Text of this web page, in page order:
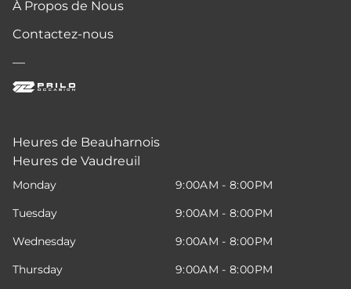
À Propos de Nous
Contactez-nous
—
Heures de Beauharnois
Heures de Vaudreuil
Monday
9:00AM - 8:00PM
Tuesday
9:00AM - 8:00PM
Wednesday
9:00AM - 8:00PM
Thursday
9:00AM - 8:00PM